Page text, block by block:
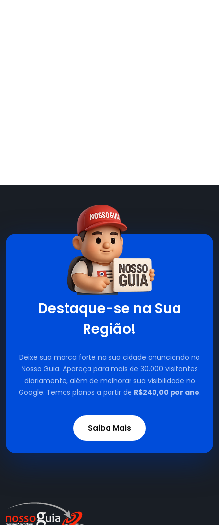
Destaque-se na Sua
Região!
Deixe sua marca forte na sua cidade anunciando no
Nosso Guia. Apareça para mais de 30.000 visitantes
diariamente, além de melhorar sua visibilidade no
Google. Temos planos a partir de R$240,00 por ano.
Saiba Mais